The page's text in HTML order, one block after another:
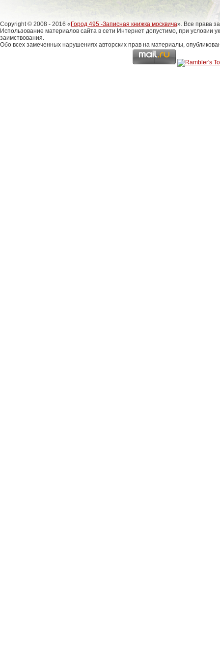
Copyright © 2008 - 2016 « Город 495 -Записная книжка москвича». Все права
Использование материалов сайта в сети Интернет допустимо, при условии
заимствования.
Обо всех замеченных нарушениях авторских прав на материалы,